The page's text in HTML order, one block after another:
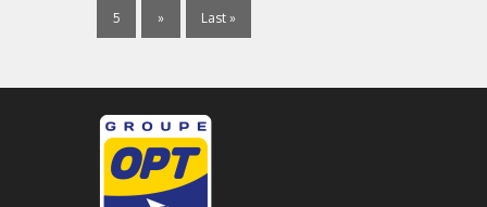
5 » Last »